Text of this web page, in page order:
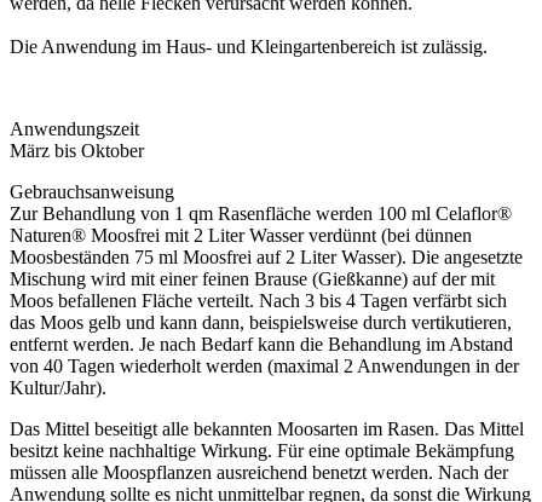
Die Anwendung im Haus- und Kleingartenbereich ist zulässig.
Anwendungszeit
März bis Oktober
Gebrauchsanweisung
Zur Behandlung von 1 qm Rasenfläche werden 100 ml Celaflor®
Naturen® Moosfrei mit 2 Liter Wasser verdünnt (bei dünnen
Moosbeständen 75 ml Moosfrei auf 2 Liter Wasser). Die angesetzte
Mischung wird mit einer feinen Brause (Gießkanne) auf der mit
Moos befallenen Fläche verteilt. Nach 3 bis 4 Tagen verfärbt sich
das Moos gelb und kann dann, beispielsweise durch vertikutieren,
entfernt werden. Je nach Bedarf kann die Behandlung im Abstand
von 40 Tagen wiederholt werden (maximal 2 Anwendungen in der
Kultur/Jahr).
Das Mittel beseitigt alle bekannten Moosarten im Rasen. Das Mittel
besitzt keine nachhaltige Wirkung. Für eine optimale Bekämpfung
müssen alle Moospflanzen ausreichend benetzt werden. Nach der
Anwendung sollte es nicht unmittelbar regnen, da sonst die Wirkung